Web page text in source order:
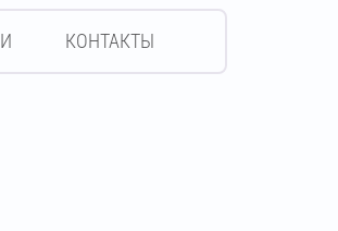
КОНТАКТЫ